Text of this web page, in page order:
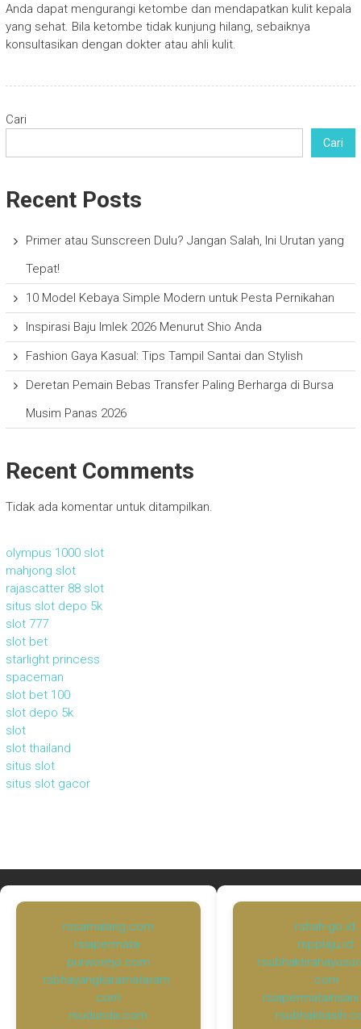
Anda dapat mengurangi ketombe dan mendapatkan kulit kepala
yang sehat. Bila ketombe tidak kunjung hilang, sebaiknya
konsultasikan dengan dokter atau ahli kulit.
Cari
Cari
Recent Posts
Primer atau Sunscreen Dulu? Jangan Salah, Ini Urutan yang
Tepat!
10 Model Kebaya Simple Modern untuk Pesta Pernikahan
Inspirasi Baju Imlek 2026 Menurut Shio Anda
Fashion Gaya Kasual: Tips Tampil Santai dan Stylish
Deretan Pemain Bebas Transfer Paling Berharga di Bursa
Musim Panas 2026
Recent Comments
Tidak ada komentar untuk ditampilkan.
olympus 1000 slot
mahjong slot
rajascatter 88 slot
situs slot depo 5k
slot 777
slot bet
starlight princess
spaceman
slot bet 100
slot depo 5k
slot
slot thailand
situs slot
situs slot gacor
rssamalang.com
rsiapermata-
purworejo.com
rsbhayangkaramataram.
com
rsudunda.com
rshah-go.id
rspplaju.id
.com